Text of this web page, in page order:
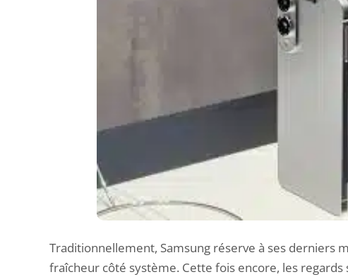
Traditionnellement, Samsung réserve à ses derniers
fraîcheur côté système. Cette fois encore, les regards